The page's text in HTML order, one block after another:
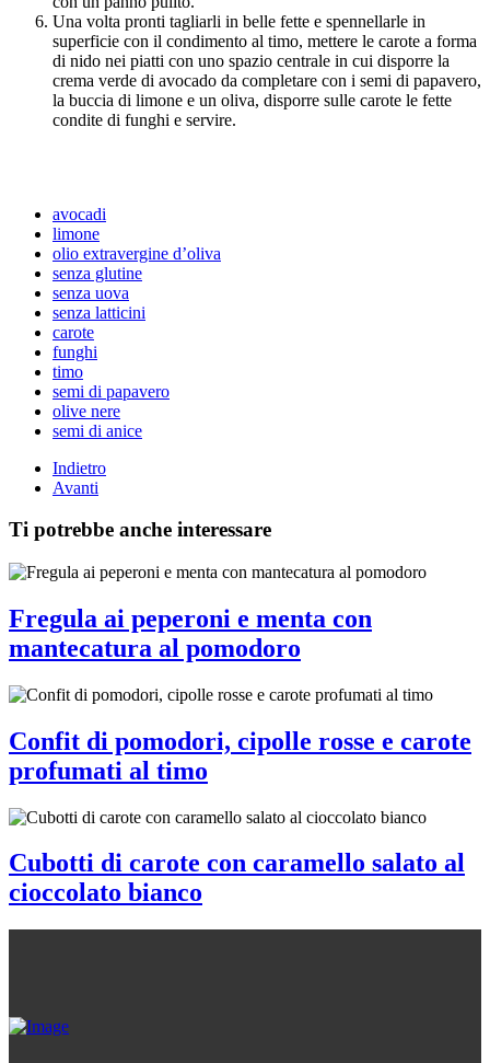
Una volta pronti tagliarli in belle fette e spennellarle in
superficie con il condimento al timo, mettere le carote a forma
di nido nei piatti con uno spazio centrale in cui disporre la
crema verde di avocado da completare con i semi di papavero,
la buccia di limone e un oliva, disporre sulle carote le fette
condite di funghi e servire.
avocadi
limone
olio extravergine d’oliva
senza glutine
senza uova
senza latticini
carote
funghi
timo
semi di papavero
olive nere
semi di anice
Indietro
Avanti
Ti potrebbe anche interessare
Fregula ai peperoni e menta con
mantecatura al pomodoro
Confit di pomodori, cipolle rosse e carote
profumati al timo
Cubotti di carote con caramello salato al
cioccolato bianco